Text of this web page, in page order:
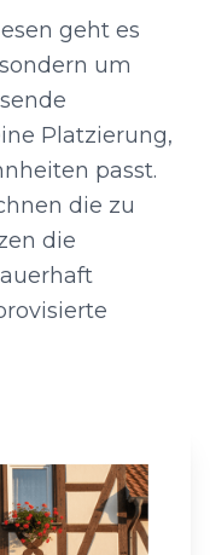
geht es
um
Platzierung,
passt.
die zu
die